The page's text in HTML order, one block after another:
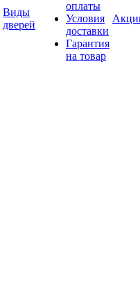
Виды
дверей
оплаты
Условия
доставки
Гарантия
на товар